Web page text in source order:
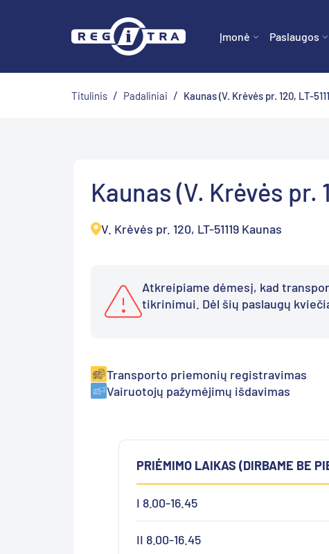
Įmonė Paslaugos
Titulinis / Padaliniai / Kaunas (V. Krėvės pr. 120, LT-
Kaunas (V. Krėvės pr.
V. Krėvės pr. 120, LT-51119 Kaunas
Atkreipiame dėmesį, kad
tikrinimui. Dėl šių paslaugų
Transporto priemonių registravimas
Vairuotojų pažymėjimų išdavimas
PRIĖMIMO LAIKAS (DIRBAME BE
I 8.00-16.45
II 8.00-16.45